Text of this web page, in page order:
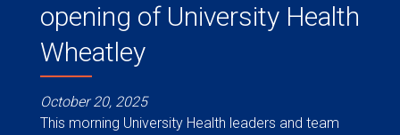
opening of University Health
Wheatley
October 20, 2025
This morning University Health leaders and team